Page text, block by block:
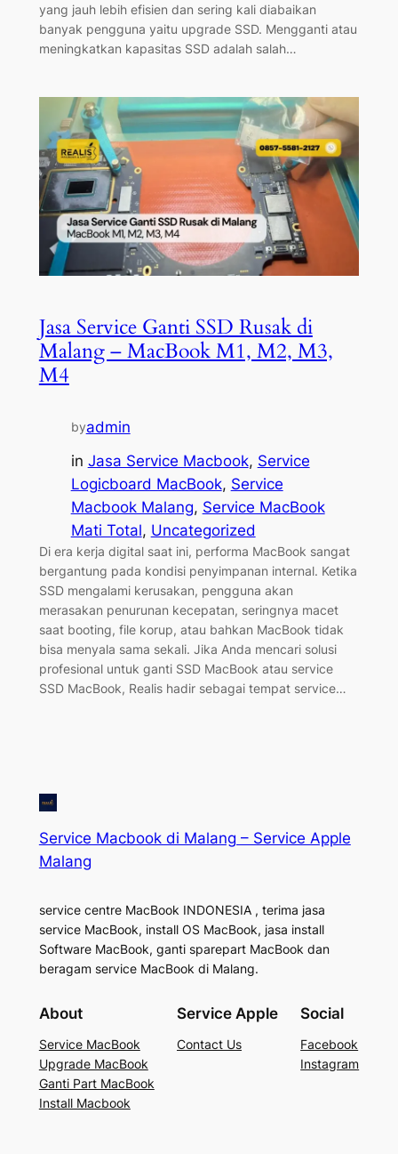
yang jauh lebih efisien dan sering kali diabaikan
banyak pengguna yaitu upgrade SSD. Mengganti atau
meningkatkan kapasitas SSD adalah salah…
Jasa Service Ganti SSD Rusak di
Malang – MacBook M1, M2, M3,
M4
byadmin
in Jasa Service Macbook, Service
Logicboard MacBook, Service
Macbook Malang, Service MacBook
Mati Total, Uncategorized
Di era kerja digital saat ini, performa MacBook sangat
bergantung pada kondisi penyimpanan internal. Ketika
SSD mengalami kerusakan, pengguna akan
merasakan penurunan kecepatan, seringnya macet
saat booting, file korup, atau bahkan MacBook tidak
bisa menyala sama sekali. Jika Anda mencari solusi
profesional untuk ganti SSD MacBook atau service
SSD MacBook, Realis hadir sebagai tempat service…
Service Macbook di Malang – Service Apple
Malang
service centre MacBook INDONESIA , terima jasa
service MacBook, install OS MacBook, jasa install
Software MacBook, ganti sparepart MacBook dan
beragam service MacBook di Malang.
About
Service MacBook
Upgrade MacBook
Ganti Part MacBook
Install Macbook
Service Apple
Contact Us
Social
Facebook
Instagram